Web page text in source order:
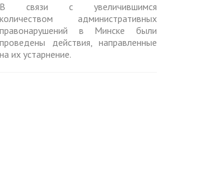
В связи с увеличившимся
количеством административных
правонарушений в Минске были
проведены действия, направленные
на их устарнение.